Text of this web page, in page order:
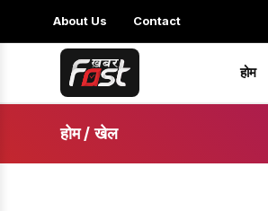
About Us Contact
होम
होम/ खेल